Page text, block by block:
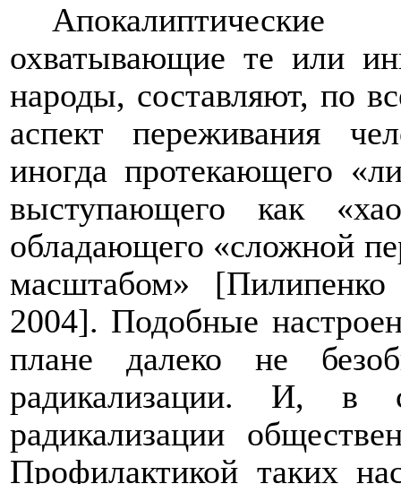
Апокалиптические
охватывающие те или
народы, составляют, по
аспект переживания
иногда протекающего
выступающего как
обладающего «сложной
масштабом»
2004]. Подобные
плане далеко не
радикализации. И, в
радикализации
Профилактикой таких